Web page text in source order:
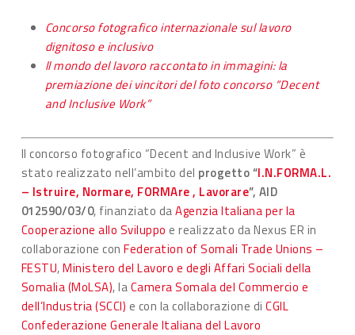
Concorso fotografico internazionale sul lavoro
dignitoso e inclusivo
ll mondo del lavoro raccontato in immagini: la
premiazione dei vincitori del foto concorso “Decent
and Inclusive Work”
ll concorso fotografico “Decent and Inclusive Work” è
stato realizzato nell’ambito del progetto “I.N.FORMA.L.
– Istruire, Normare, FORMAre , Lavorare”, AID
012590/03/0, finanziato daAgenzia Italiana per la
Cooperazione allo Sviluppo e realizzato da Nexus ER in
collaborazione conFederation of Somali Trade Unions –
FESTU,Ministero del Lavoro e degli Affari Sociali della
Somalia (MoLSA), laCamera Somala del Commercio e
dell’Industria (SCCI) e con la collaborazione diCGIL
Confederazione Generale Italiana del Lavoro